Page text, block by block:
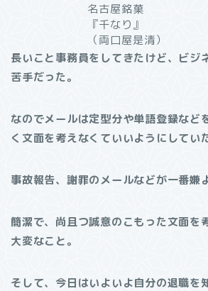
名古屋銘菓
『千なり』
（両口屋是清）
長いこと事務員をしてきたけど、ビジ
苦手だった。
なのでメールは定型分や単語登録など
く文面を考えなくていいようにしてい
事故報告、謝罪のメールなどが一番嫌
簡潔で、尚且つ誠意のこもった文面を
大変なこと。
そして、今日はいよいよ自分の退職を